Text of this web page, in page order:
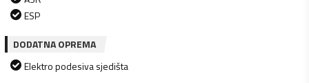
ESP
DODATNA OPREMA
Elektro podesiva sjedišta